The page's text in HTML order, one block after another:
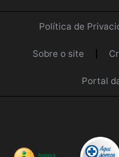
Política de
Sobre o site
Portal